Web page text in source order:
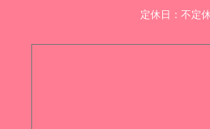
定休日：不定休